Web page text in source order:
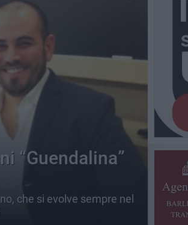
“Guendalina”
che si evolve sempre nel